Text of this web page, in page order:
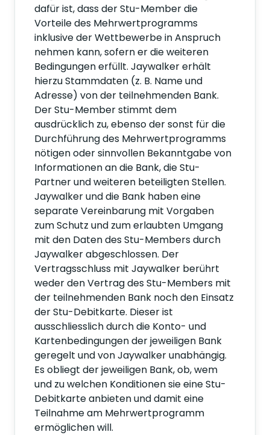
dafür ist, dass der Stu-Member die
Vorteile des Mehrwertprogramms
inklusive der Wettbewerbe in Anspruch
nehmen kann, sofern er die weiteren
Bedingungen erfüllt. Jaywalker erhält
hierzu Stammdaten (z. B. Name und
Adresse) von der teilnehmenden Bank.
Der Stu-Member stimmt dem
ausdrücklich zu, ebenso der sonst für die
Durchführung des Mehrwertprogramms
nötigen oder sinnvollen Bekanntgabe von
Informationen an die Bank, die Stu-
Partner und weiteren beteiligten Stellen.
Jaywalker und die Bank haben eine
separate Vereinbarung mit Vorgaben
zum Schutz und zum erlaubten Umgang
mit den Daten des Stu-Members durch
Jaywalker abgeschlossen. Der
Vertragsschluss mit Jaywalker berührt
weder den Vertrag des Stu-Members mit
der teilnehmenden Bank noch den Einsatz
der Stu-Debitkarte. Dieser ist
ausschliesslich durch die Konto- und
Kartenbedingungen der jeweiligen Bank
geregelt und von Jaywalker unabhängig.
Es obliegt der jeweiligen Bank, ob, wem
und zu welchen Konditionen sie eine Stu-
Debitkarte anbieten und damit eine
Teilnahme am Mehrwertprogramm
ermöglichen will.